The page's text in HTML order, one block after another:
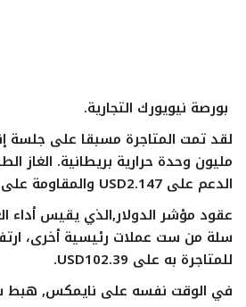
بورصة نيويورك التجارية.
مليون وحدة حرارية بريطانية. الغاز
الدعم على USD2.147 والمقاومة على USD2.466.
عقود مؤشر الدولار,الذي يقيس أداء
للمتاجرة به على USD102.39.
في الوقت نفسه على نايمكس, هبط